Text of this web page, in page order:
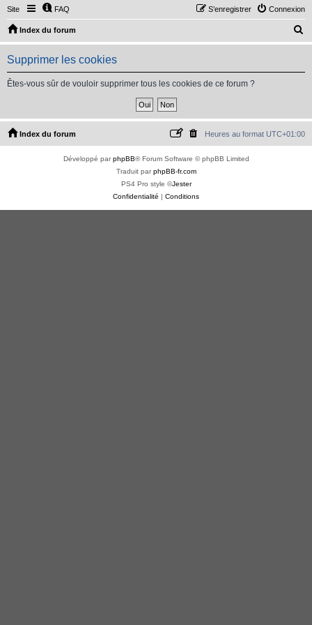
Site FAQ Connexion
S’enregistrer
Index du forum
e
h
Supprimer les cookies
Êtes-vous sûr de vouloir supprimer tous les cookies de ce forum ?
Index du forum Heures au format UTC+01:00
Développé parphpBB® Forum Software © phpBB Limited
Traduit parphpBB-fr.com
PS4 Pro style ©Jester
Confidentialité | Conditions